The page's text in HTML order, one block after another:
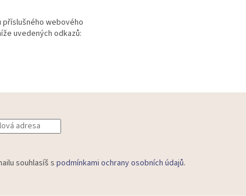
příslušného webového
uvedených odkazů:
souhlasíš spodmínkami ochrany osobních údajů.